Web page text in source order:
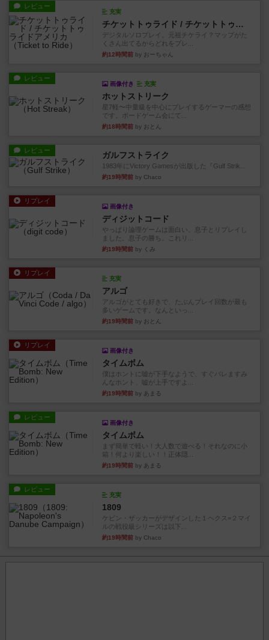
レビュー
充実
チケットトゥライド / チケットトゥライドアメリカ
デジタルソロプレイ。元祖チケライ？マップがた
くさん出てるからどれをプレ...
約12時間前 by おーちゃん
レビュー
画像付き 充実
ホットストリーク
星7軽〜中量級を中心にプレイするゲーマーの感想
です。ボードゲーム会にて...
約18時間前 by おとん
レビュー ガルフストライク
1983年にVictory Gamesが出版した『Gulf Strik...
約19時間前 by Chaco
リプレイ
画像付き
ディジットコード
やっぱり論理ゲームは面白い。息子とリプレイし
ました。息子の勝ち。これリ...
約19時間前 by くみ
リプレイ
充実
アルゴ
アルゴがとても好きで、たぶんプレイ回数が最も
多いゲームです。なんといっ...
約19時間前 by おとん
リプレイ
画像付き
タイムボム
僕はホントに嘘が下手なようで、すぐバレますみ
んなホント、嘘が上手ですよ...
約19時間前 by あまる
レビュー
画像付き
タイムボム
まず簡単で軽い！大人数で遊べる！それなのに小
箱！何より楽しい！！正体隠...
約19時間前 by あまる
レビュー
充実
1809
ケビン・ザッカーがデザインした１ヘクス=２マイ
ルの戦役級シリーズは以下...
約19時間前 by Chaco